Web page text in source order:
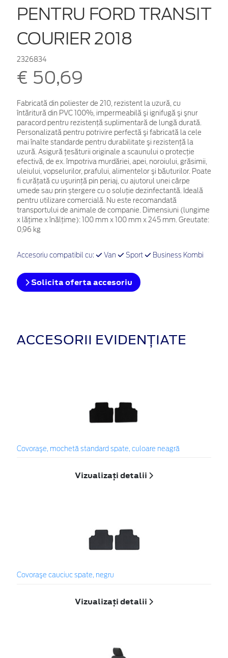
PENTRU FORD TRANSIT
COURIER 2018
2326834
€ 50,69
Fabricată din poliester de 210, rezistent la uzură, cu
întăritură din PVC 100%, impermeabilă şi ignifugă şi şnur
paracord pentru rezistenţă suplimentară de lungă durată.
Personalizată pentru potrivire perfectă şi fabricată la cele
mai înalte standarde pentru durabilitate şi rezistenţă la
uzură. Asigură ţesăturii originale a scaunului o protecţie
efectivă, de ex. împotriva murdăriei, apei, noroiului, grăsimii,
uleiului, vopselurilor, prafului, alimentelor şi băuturilor. Poate
fi curăţată cu uşurinţă pin periaj, cu ajutorul unei cârpe
umede sau prin ștergere cu o soluție dezinfectantă. Ideală
pentru utilizare comercială. Nu este recomandată
transportului de animale de companie. Dimensiuni (lungime
x lăţime x înălţime): 100 mm x 100 mm x 245 mm. Greutate:
0,96 kg
Accesoriu compatibil cu: Van Sport Business Kombi
Solicita oferta accesoriu
ACCESORII EVIDENȚIATE
Covoraşe, mochetă standard spate, culoare neagră
Vizualizați detalii
Covoraşe cauciuc spate, negru
Vizualizați detalii